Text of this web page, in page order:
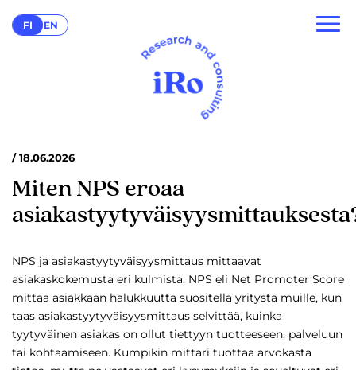
FI EN
/ 18.06.2026
Miten NPS eroaa
NPS ja asiakastyytyväisyysmittaus mittaavat
asiakaskokemusta eri kulmista: NPS eli Net Promoter Score
mittaa asiakkaan halukkuutta suositella yritystä muille, kun
taas asiakastyytyväisyysmittaus selvittää, kuinka
tyytyväinen asiakas on ollut tiettyyn tuotteeseen, palveluun
tai kohtaamiseen. Kumpikin mittari tuottaa arvokasta